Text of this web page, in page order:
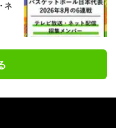
ネ